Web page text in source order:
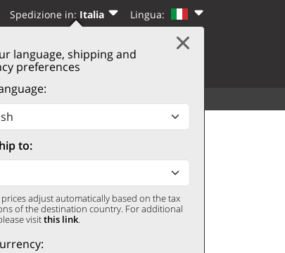
Spedizione in: Italia Lingua:
language, shipping and
preferences
to:
adjust automatically based on the tax
of the destination country. For additional
visitthis link.
CARRELLO
2020 Tenuta